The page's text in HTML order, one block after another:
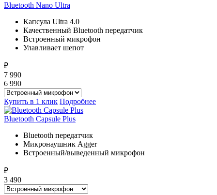
Bluetooth Nano Ultra
Капсула Ultra 4.0
Качественный Bluetooth передатчик
Встроенный микрофон
Улавливает шепот
₽
7 990
6 990
Купить в 1 клик Подробнее
Bluetooth Capsule Plus
Bluetooth передатчик
Микронаушник Agger
Встроенный/выведенный микрофон
₽
3 490